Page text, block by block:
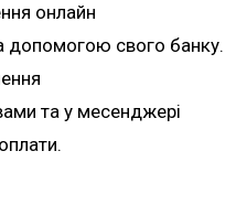
онлайн
допомогою свого банку.
та у месенджері